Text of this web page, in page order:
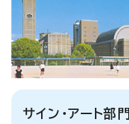
サイン・アート部門